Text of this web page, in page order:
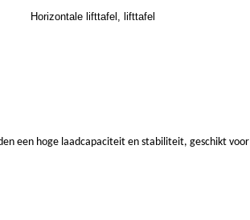
Horizontale lifttafel, lifttafel
een hoge laadcapaciteit en stabiliteit, geschikt voor